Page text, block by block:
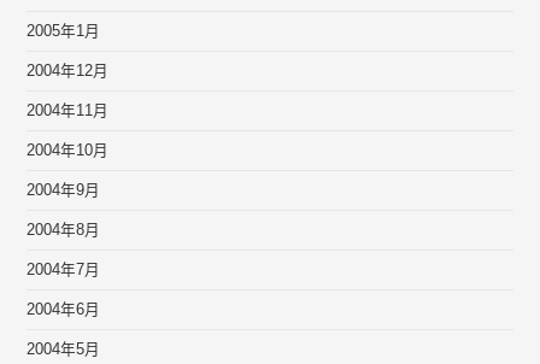
2005年1月
2004年12月
2004年11月
2004年10月
2004年9月
2004年8月
2004年7月
2004年6月
2004年5月